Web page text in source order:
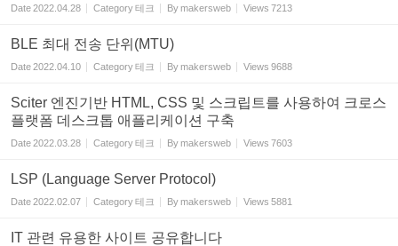
Date2022.04.28 Category테크 Bymakersweb Views 7213
BLE 최대 전송 단위(MTU)
Date2022.04.10 Category테크 Bymakersweb Views 9688
Sciter 엔진기반 HTML, CSS 및 스크립트를 사용하여 크로스
플랫폼 데스크톱 애플리케이션 구축
Date2022.03.28 Category테크 Bymakersweb Views 7603
LSP (Language Server Protocol)
Date2022.02.07 Category테크 Bymakersweb Views 5881
IT 관련 유용한 사이트 공유합니다